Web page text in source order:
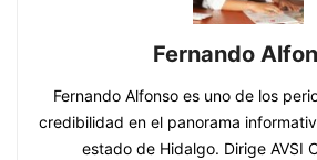
Fernando
Fernando Alfonso es uno de los
credibilidad en el panorama
estado de Hidalgo. Dirige AVSI